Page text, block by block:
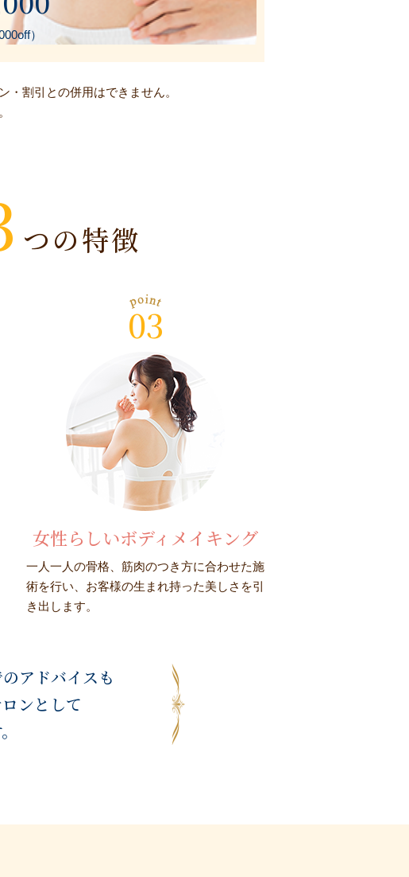
）
割引との併用はできません。
つの特徴
03
女性らしいボディメイキング
一人一人の骨格、筋肉のつき方に合わせた施
術を行い、お客様の生まれ持った美しさを引
き出します。
アドバイスも
ンとして